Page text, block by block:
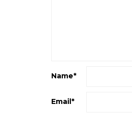
Name*
Email*